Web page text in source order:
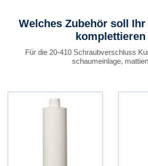
Welches Zubehör soll
komplettieren
Für die 20-410 Schraubverschluss
schaumeinlage,